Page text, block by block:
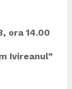
ora 14.00
Ivireanul”